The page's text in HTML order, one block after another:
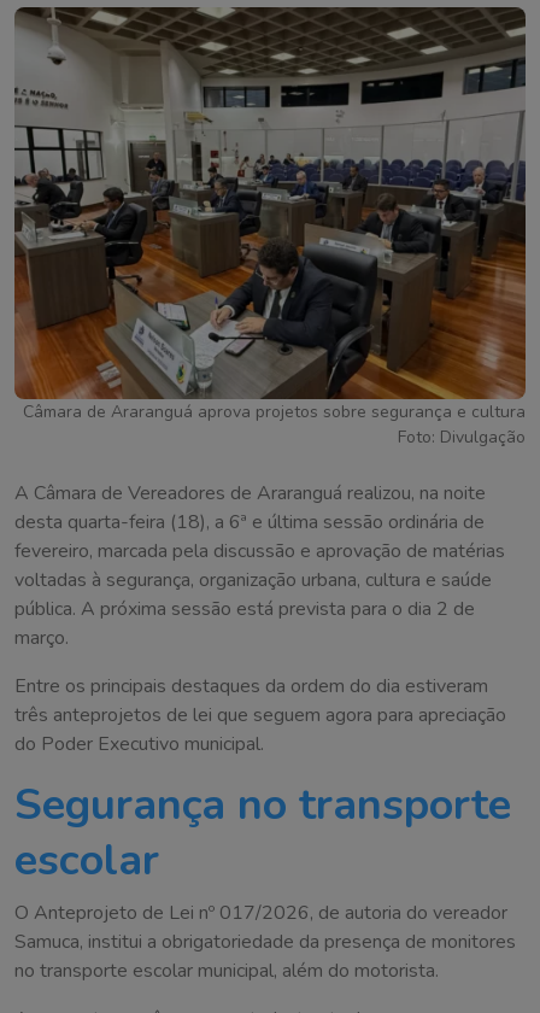
Câmara de Araranguá aprova projetos sobre segurança e cultura
Foto: Divulgação
A Câmara de Vereadores de Araranguá realizou, na noite
desta quarta-feira (18), a 6ª e última sessão ordinária de
fevereiro, marcada pela discussão e aprovação de matérias
voltadas à segurança, organização urbana, cultura e saúde
pública. A próxima sessão está prevista para o dia 2 de
março.
Entre os principais destaques da ordem do dia estiveram
três anteprojetos de lei que seguem agora para apreciação
do Poder Executivo municipal.
Segurança no transporte
escolar
O Anteprojeto de Lei nº 017/2026, de autoria do vereador
Samuca, institui a obrigatoriedade da presença de monitores
no transporte escolar municipal, além do motorista.